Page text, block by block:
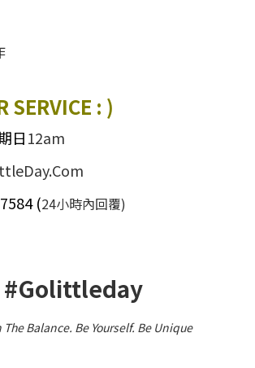
SERVICE : )
日12am
(24小時內回覆)
#Golittleday
Balance. Be Yourself.Be Unique